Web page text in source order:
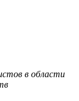
в области